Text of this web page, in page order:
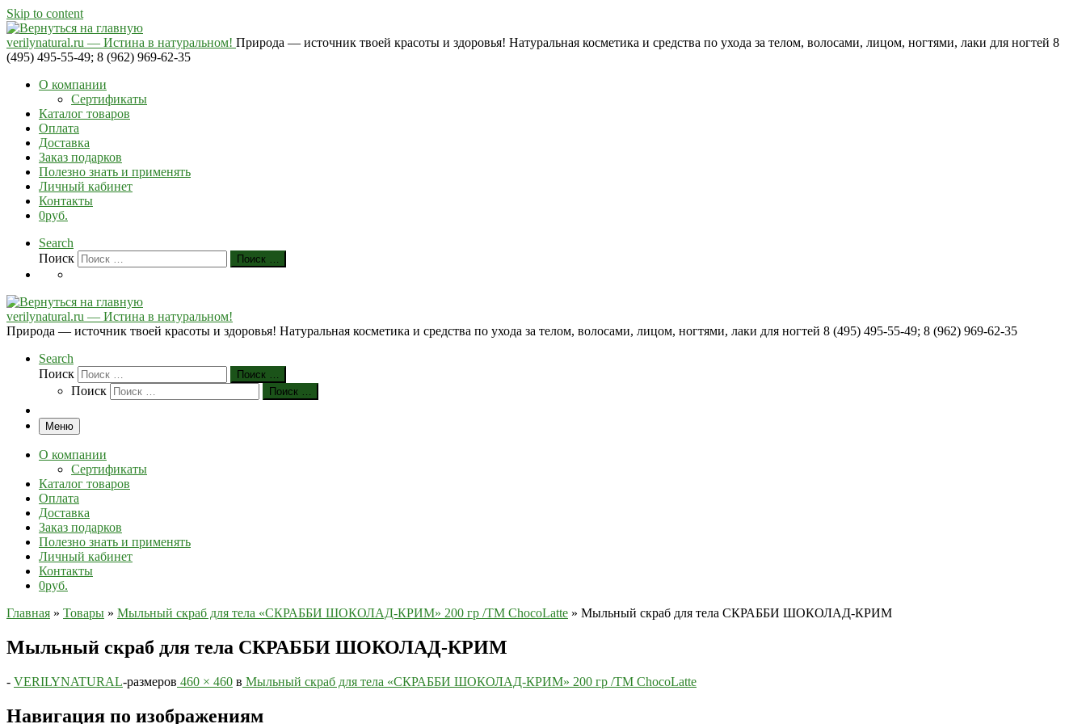
Skip to content
verilynatural.ru — Истина в натуральном! Природа — источник твоей красоты и здоровья! Натуральная косметика и средства по ухода за телом, волосами, лицом, ногтями, лаки для ногтей 8
(495) 495-55-49; 8 (962) 969-62-35
О компании
Сертификаты
Каталог товаров
Оплата
Доставка
Заказ подарков
Полезно знать и применять
Личный кабинет
Контакты
0руб.
Search
Поиск
Поиск …
verilynatural.ru — Истина в натуральном!
Природа — источник твоей красоты и здоровья! Натуральная косметика и средства по ухода за телом, волосами, лицом, ногтями, лаки для ногтей 8 (495) 495-55-49; 8 (962) 969-62-35
Search
Поиск
Поиск …
Поиск Поиск …
Меню
О компании
Сертификаты
Каталог товаров
Оплата
Доставка
Заказ подарков
Полезно знать и применять
Личный кабинет
Контакты
0руб.
Главная » Товары » Мыльный скраб для тела «СКРАББИ ШОКОЛАД-КРИМ» 200 гр /TM ChocoLatte » Мыльный скраб для тела СКРАББИ ШОКОЛАД-КРИМ
Мыльный скраб для тела СКРАББИ ШОКОЛАД-КРИМ
- VERILYNATURAL-размеров 460 × 460 в Мыльный скраб для тела «СКРАББИ ШОКОЛАД-КРИМ» 200 гр /TM ChocoLatte
Навигация по изображениям